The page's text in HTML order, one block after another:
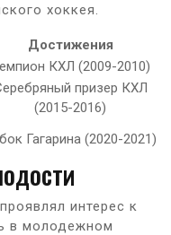
хоккея.
Достижения
КХЛ (2009-2010)
призер КХЛ
(2015-2016)
Гагарина (2020-2021)
интерес к
в молодежном